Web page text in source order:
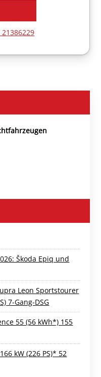
Škoda Epiq und
Leon Sportstourer
7-Gang-DSG
55 (56 kWh*) 155
kW (226 PS)* 52